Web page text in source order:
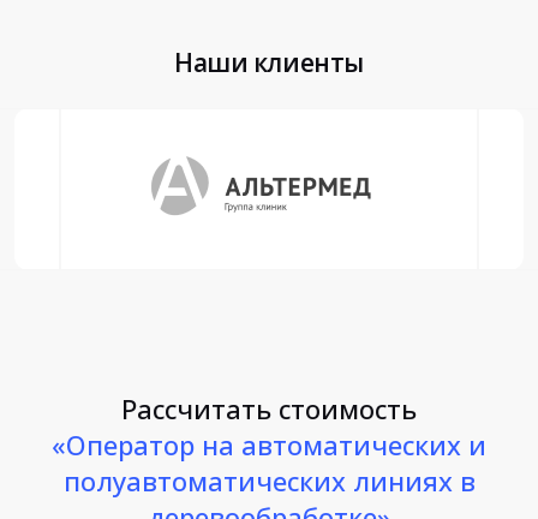
Наши клиенты
Рассчитать стоимость
«Оператор на автоматических и
полуавтоматических линиях в